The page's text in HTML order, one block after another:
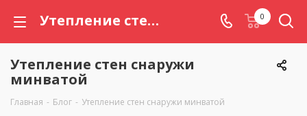
Утепление стен снаружи минватой 0
Утепление стен снаружи
минватой
Главная - Блог - Утепление стен снаружи минватой